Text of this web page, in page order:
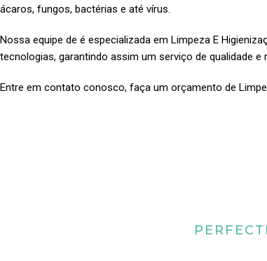
ácaros, fungos, bactérias e até vírus.
Nossa equipe de é especializada em Limpeza E
tecnologias, garantindo assim um serviço de qualidade e
Entre em contato conosco, faça um orçamento de